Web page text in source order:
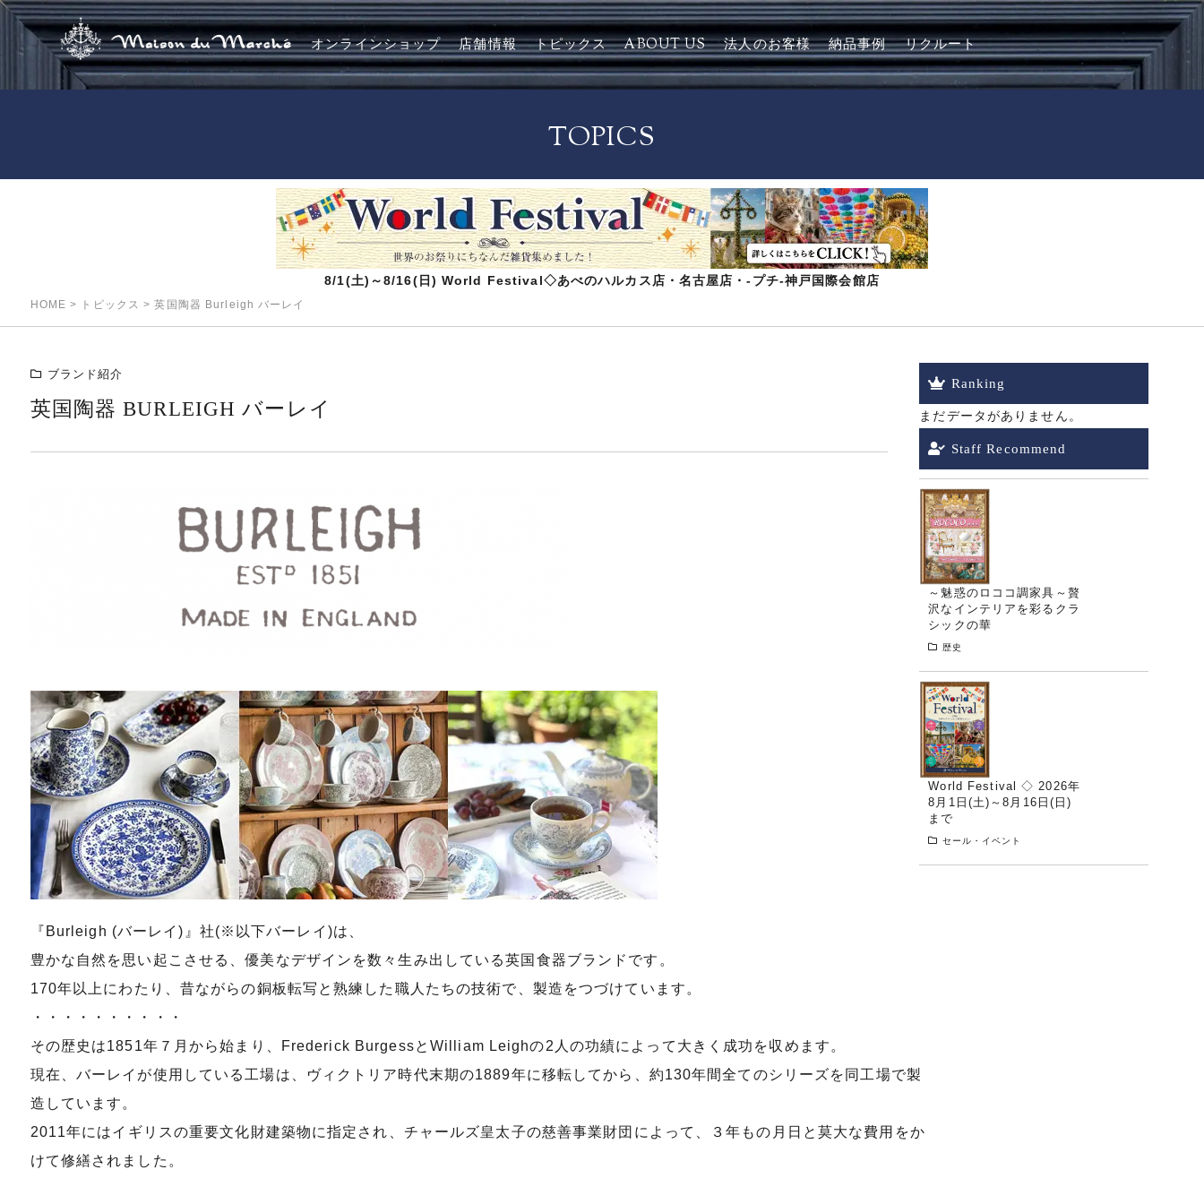
オンラインショップ 店舗情報 トピックス ABOUT US 法人のお客様 納品事例 リクルート
TOPICS
8/1(土)～8/16(日) World Festival◇あべのハルカス店・名古屋店・-プチ-神戸国際会館店
HOME > トピックス >英国陶器 Burleigh バーレイ
ブランド紹介
英国陶器 BURLEIGH バーレイ
『Burleigh (バーレイ)』社(※以下バーレイ)は、
豊かな自然を思い起こさせる、優美なデザインを数々生み出している英国食器ブランドです。
170年以上にわたり、昔ながらの銅板転写と熟練した職人たちの技術で、製造をつづけています。
・・・・・・・・・・
その歴史は1851年７月から始まり、Frederick BurgessとWilliam Leighの2人の功績によって大きく成功を収めます。
現在、バーレイが使用している工場は、ヴィクトリア時代末期の1889年に移転してから、約130年間全てのシリーズを同工場で製
造しています。
2011年にはイギリスの重要文化財建築物に指定され、チャールズ皇太子の慈善事業財団によって、３年もの月日と莫大な費用をか
けて修繕されました。
Ranking
まだデータがありません。
Staff Recommend
～魅惑のロココ調家具～贅
沢なインテリアを彩るクラ
シックの華
歴史
World Festival ◇ 2026年
8月1日(土)～8月16日(日)
まで
セール・イベント